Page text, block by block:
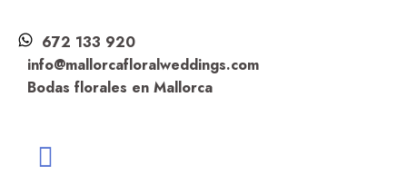
672 133 920
info@mallorcafloralweddings.com
Bodas florales en Mallorca